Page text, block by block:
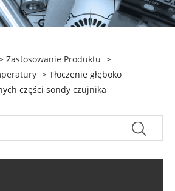
Zastosowanie Produktu >
> Tłoczenie głęboko
części sondy czujnika